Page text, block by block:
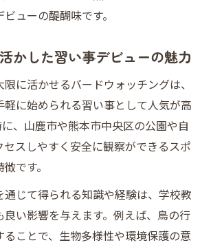
ューの醍醐味です。
かした習い事デビューの魅力
に活かせるバードウォッチングは、
軽に始められる習い事として人気が高
に、山鹿市や熊本市中央区の公園や自
スしやすく安全に観察ができるスポ
です。
通じて得られる知識や経験は、学校教
良い影響を与えます。例えば、鳥の行
ことで、生物多様性や環境保護の意